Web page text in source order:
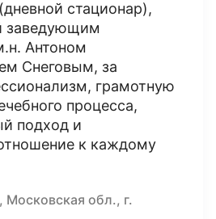
стационар),
заведующим
Антоном
Снеговым, за
грамотную
процесса,
подход и
к каждому
обл., г.